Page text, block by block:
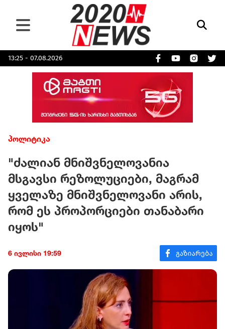
13:25 - 07.08.2026
პოლიტიკა
"ძალიან მნიშვნელოვანია
მსგავსი რეზოლუციები, მაგრამ
ყველაზე მნიშვნელოვანი არის,
რომ ეს პროპორციები თანაბარი
იყოს"
6 ივლისი 19:59